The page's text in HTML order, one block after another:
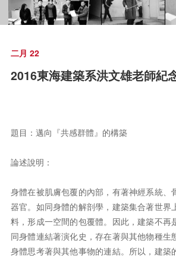
二月 22
2016東海建築系洪文雄老師紀
題目：邁向『共感群體』的構築
論述說明：
身體在被肌膚包覆的內部，有著神經系統、
器官。如同身體的解剖學，建築集合著世界
料，形成一空間的包覆體。因此，建築不再
同身體連結著演化史，存在著與其他物種生
身體思考著與其他事物的連結。所以，建築